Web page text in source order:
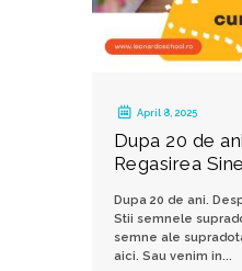
April 8, 2025
Dupa 20 de
Regasirea
Dupa 20 de ani.
Stii semnele
semne ale
aici. Sau venim in...